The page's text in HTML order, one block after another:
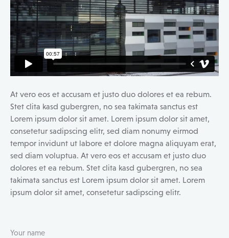
At vero eos et accusam et justo duo dolores et ea rebum.
Stet clita kasd gubergren, no sea takimata sanctus est
Lorem ipsum dolor sit amet. Lorem ipsum dolor sit amet,
consetetur sadipscing elitr, sed diam nonumy eirmod
tempor invidunt ut labore et dolore magna aliquyam erat,
sed diam voluptua. At vero eos et accusam et justo duo
dolores et ea rebum. Stet clita kasd gubergren, no sea
takimata sanctus est Lorem ipsum dolor sit amet. Lorem
ipsum dolor sit amet, consetetur sadipscing elitr.